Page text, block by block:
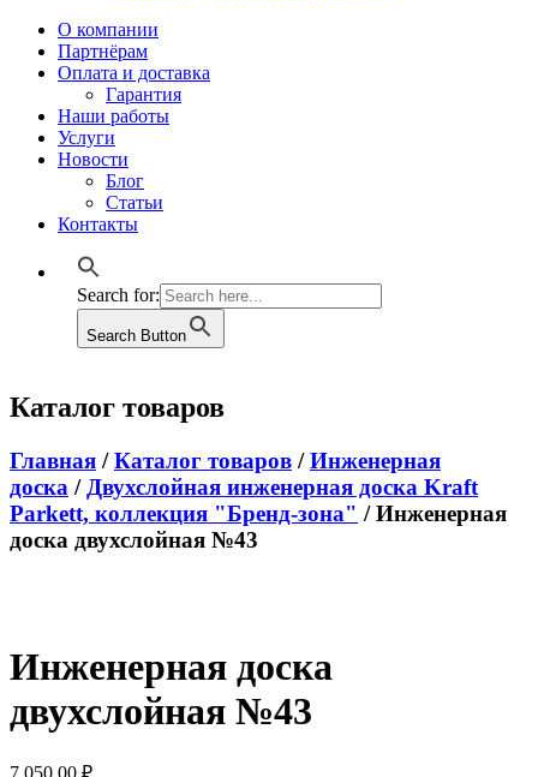
О компании
Партнёрам
Оплата и доставка
Гарантия
Наши работы
Услуги
Новости
Блог
Статьи
Контакты
Search for:
Search Button
Каталог товаров
Главная /Каталог товаров /Инженерная
доска / Двухслойная инженерная доска Kraft
Parkett, коллекция "Бренд-зона" / Инженерная
доска двухслойная №43
Инженерная доска
двухслойная №43